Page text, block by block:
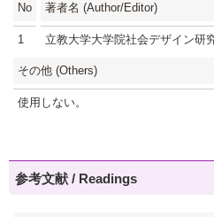
No 著者名 (Author/Editor)
1 立教大学大学院社会デザイン研
その他 (Others)
使用しない。
参考文献 / Readings